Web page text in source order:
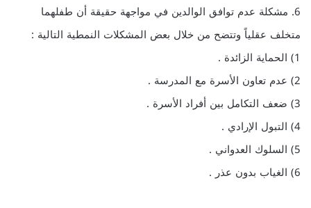
6. مشكلة عدم توافق الوالدين في مواجهة حقيقة أن طفلهما
متخلف عقلياً وتتضح من خلال بعض المشكلات النمطية التالية :
1) الحماية الزائدة .
2) عدم تعاون الأسرة مع المدرسة .
3) ضعف التكامل بين أفراد الأسرة .
4) التبول الإرادي .
5) السلوك العدواني .
6) الغياب بدون عذر .